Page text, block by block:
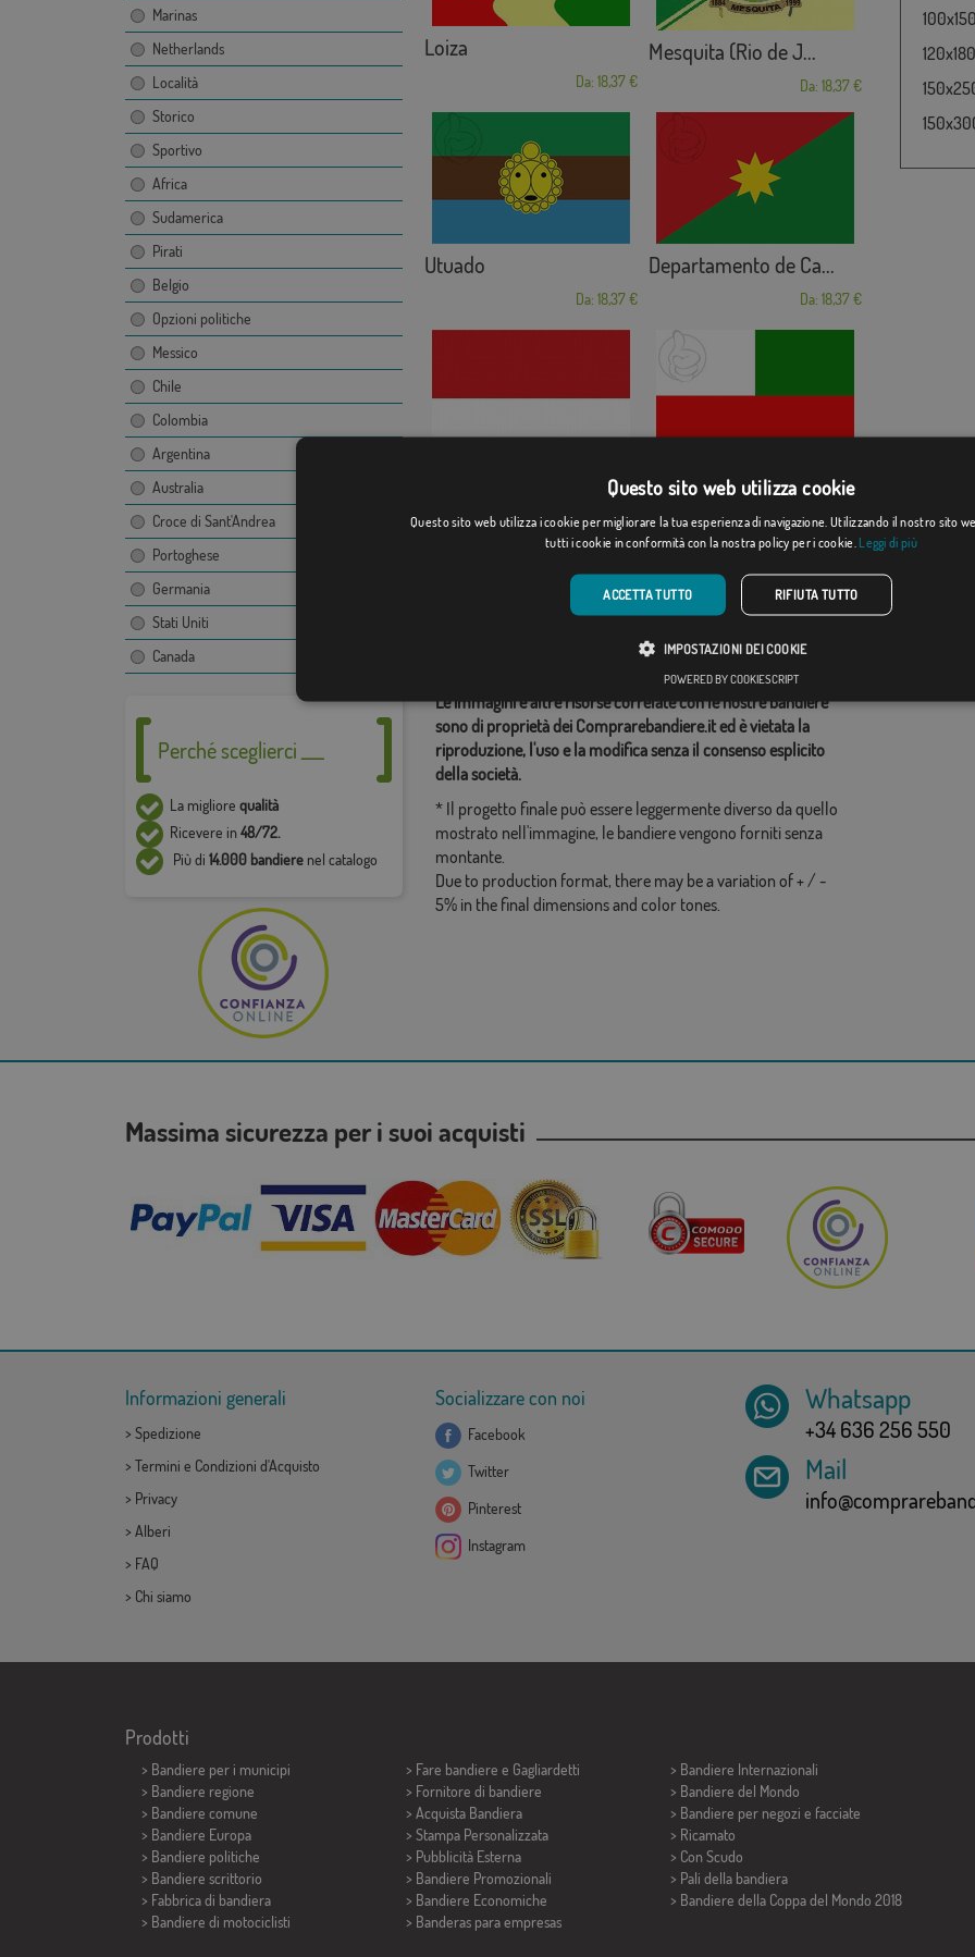
Marinas
Netherlands
Località
Storico
Sportivo
Africa
Sudamerica
Pirati
Belgio
Opzioni politiche
Messico
Chile
Colombia
Argentina
Australia
Croce di Sant'Andrea
Portoghese
Germania
Stati Uniti
Canada
Perché sceglierci ___
La migliore qualità
Ricevere in48/72.
Più di 14.000 bandierenel catalogo
Loiza
Da: 18,37 €
Mesquita (Rio de J...
Da: 18,37 €
Utuado
Da: 18,37 €
Departamento de Ca...
Da: 18,37 €
Cantón de San Ramón
Da: 18,37 €
Caazapá
Da: 18,37 €
Categorie correlate:
Le immagini e altre risorse correlate con le nostre bandiere
sono di proprietà dei Comprarebandiere.it ed è vietata la
riproduzione, l'uso e la modifica senza il consenso esplicito
della società.
* Il progetto finale può essere leggermente diverso da quello
mostrato nell'immagine, le bandiere vengono forniti senza
montante.
Due to production format, there may be a variation of + / -
5% in the final dimensions and color tones.
Massima sicurezza per i suoi acquisti
Informazioni generali
> Spedizione
> Termini e Condizioni d'Acquisto
> Privacy
> Alberi
> FAQ
> Chi siamo
Socializzare con noi
Facebook
Twitter
Pinterest
Instagram
Whatsapp
+34 636 256 550
Mail
Prodotti
> Bandiere per i municipi
> Bandiere regione
> Bandiere comune
> Bandiere Europa
> Bandiere politiche
> Bandiere scrittorio
> Fabbrica di bandiera
> Bandiere di motociclisti
> Fare bandiere e Gagliardetti
> Fornitore di bandiere
> Acquista Bandiera
> Stampa Personalizzata
> Pubblicità Esterna
> Bandiere Promozionali
> Bandiere Economiche
> Banderas para empresas
> Bandiere Internazionali
> Bandiere del Mondo
> Bandiere per negozi e facciate
> Ricamato
> Con Scudo
> Pali della bandiera
> Bandiere della Coppa del Mondo 2018
Questo sito web utilizza cookie
Questo sito web utilizza i cookie per migliorare la tua esperienza di navigazione. Utilizzando il nostro sito
tutti i cookie in conformità con la nostra policy per i cookie. Leggi di più
ACCETTA TUTTO RIFIUTA TUTTO
IMPOSTAZIONI DEI COOKIE
POWERED BY COOKIESCRIPT